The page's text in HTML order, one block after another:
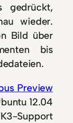
gedrückt,
wieder.
Bild über
bis
Preview
12.04
Support